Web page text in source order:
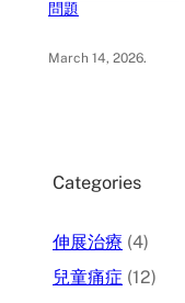
問題
March 14, 2026.
Categories
伸展治療 (4)
兒童痛症 (12)